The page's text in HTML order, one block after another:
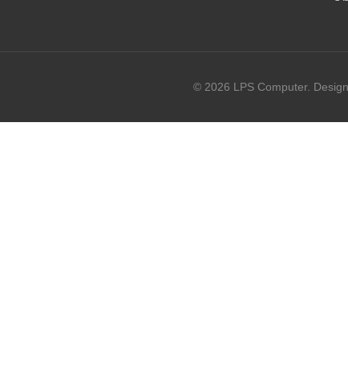
© 2026 LPS Computer.